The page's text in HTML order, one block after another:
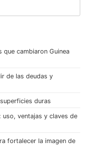
cambiaron Guinea
de las deudas y
duras
uso, ventajas y claves de
fortalecer la imagen de